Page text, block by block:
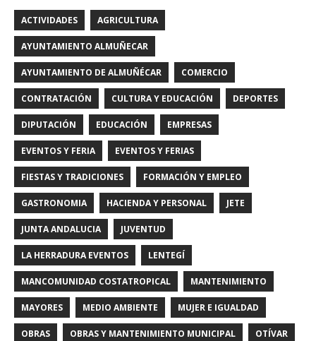
ACTIVIDADES AGRICULTURA
AYUNTAMIENTO ALMUÑECAR
AYUNTAMIENTO DE ALMUÑÉCAR COMERCIO
CONTRATACIÓN CULTURA Y EDUCACIÓN DEPORTES
DIPUTACIÓN EDUCACIÓN EMPRESAS
EVENTOS Y FERIA EVENTOS Y FERIAS
FIESTAS Y TRADICIONES FORMACIÓN Y EMPLEO
GASTRONOMIA HACIENDA Y PERSONAL JETE
JUNTA ANDALUCIA JUVENTUD
LA HERRADURA EVENTOS LENTEGÍ
MANCOMUNIDAD COSTATROPICAL MANTENIMIENTO
MAYORES MEDIO AMBIENTE MUJER E IGUALDAD
OBRAS OBRAS Y MANTENIMIENTO MUNICIPAL OTÍVAR